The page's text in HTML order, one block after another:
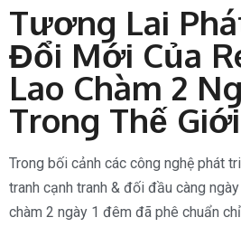
Tương Lai
Đổi Mới Của
Lao Chàm 2
Trong Thế
Trong bối cảnh các công nghệ phát
tranh cạnh tranh & đối đầu càng
chàm 2 ngày 1 đêm đã phê chuẩn